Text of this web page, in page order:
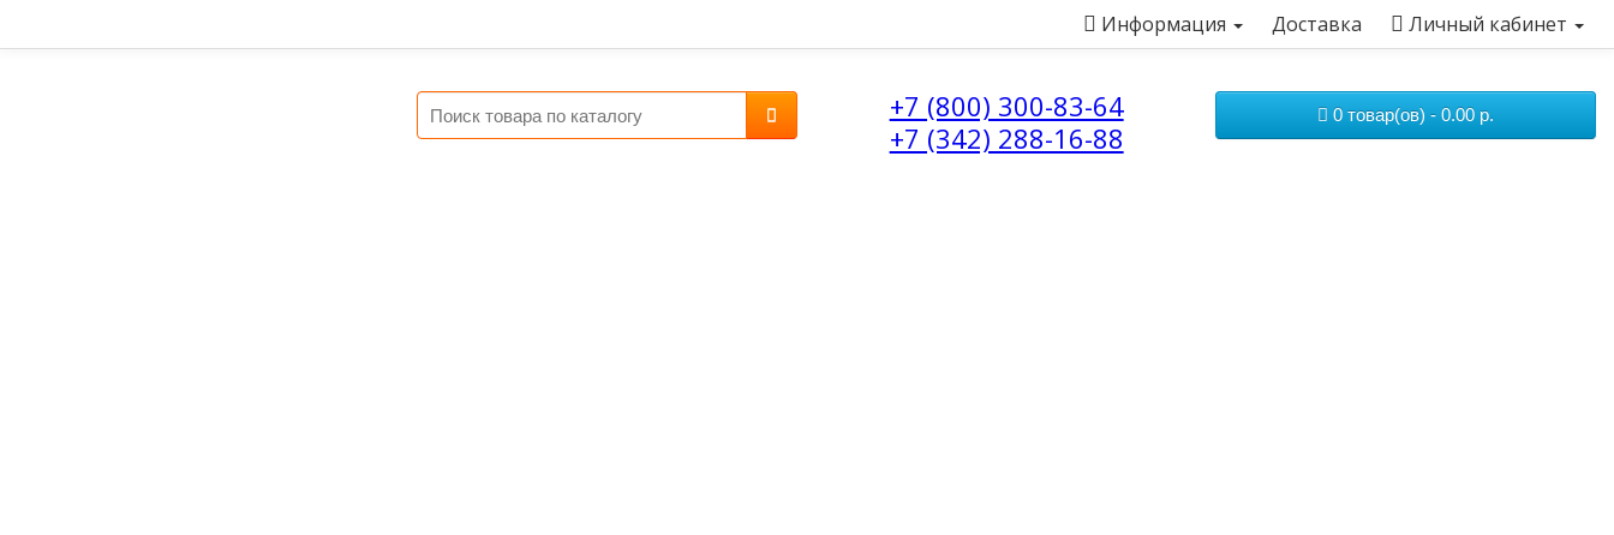
Информация Доставка Личный кабинет
+7 (800) 300-83-64
+7 (342) 288-16-88
0 товар(ов) - 0.00 р.